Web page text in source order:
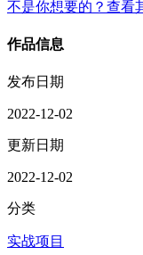
不是你想要的？查看
作品信息
发布日期
2022-12-02
更新日期
2022-12-02
分类
实战项目